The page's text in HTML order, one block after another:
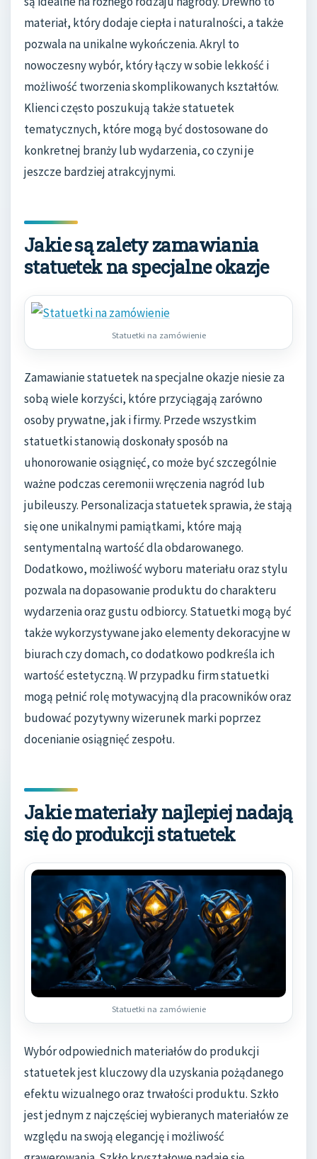
materiał, który dodaje ciepła i naturalności, a także
pozwala na unikalne wykończenia. Akryl to
nowoczesny wybór, który łączy w sobie lekkość i
możliwość tworzenia skomplikowanych kształtów.
Klienci często poszukują także statuetek
tematycznych, które mogą być dostosowane do
konkretnej branży lub wydarzenia, co czyni je
jeszcze bardziej atrakcyjnymi.
Jakie są zalety zamawiania
statuetek na specjalne okazje
Statuetki na zamówienie
Zamawianie statuetek na specjalne okazje niesie za
sobą wiele korzyści, które przyciągają zarówno
osoby prywatne, jak i firmy. Przede wszystkim
statuetki stanowią doskonały sposób na
uhonorowanie osiągnięć, co może być szczególnie
ważne podczas ceremonii wręczenia nagród lub
jubileuszy. Personalizacja statuetek sprawia, że stają
się one unikalnymi pamiątkami, które mają
sentymentalną wartość dla obdarowanego.
Dodatkowo, możliwość wyboru materiału oraz stylu
pozwala na dopasowanie produktu do charakteru
wydarzenia oraz gustu odbiorcy. Statuetki mogą być
także wykorzystywane jako elementy dekoracyjne w
biurach czy domach, co dodatkowo podkreśla ich
wartość estetyczną. W przypadku firm statuetki
mogą pełnić rolę motywacyjną dla pracowników oraz
budować pozytywny wizerunek marki poprzez
docenianie osiągnięć zespołu.
Jakie materiały najlepiej nadają
się do produkcji statuetek
Statuetki na zamówienie
Wybór odpowiednich materiałów do produkcji
statuetek jest kluczowy dla uzyskania pożądanego
efektu wizualnego oraz trwałości produktu. Szkło
jest jednym z najczęściej wybieranych materiałów ze
względu na swoją elegancję i możliwość